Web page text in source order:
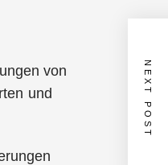
von
und
NEXT POST